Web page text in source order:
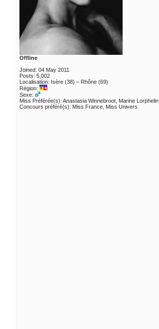
Offline
Joined: 04 May 2011
Posts: 5,002
Localisation: Isère (38) – Rhône (69)
Région:
Sexe:
Miss Préférée(s): Anastasia Winnebroot, Marine Lorphelin
Concours préféré(s): Miss France, Miss Univers